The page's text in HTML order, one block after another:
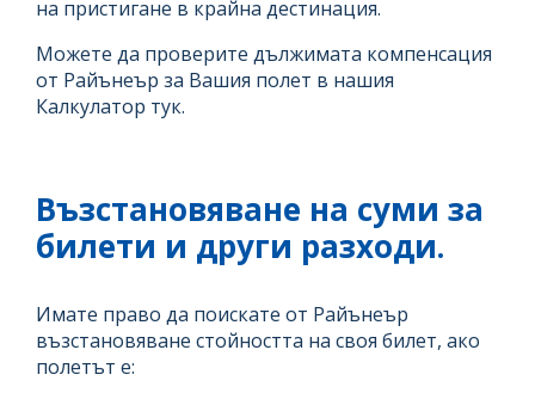
на пристигане в крайна дестинация.
Можете да проверите дължимата компенсация
от Райънеър за Вашия полет в нашия
Калкулатор тук.
Възстановяване на суми за
билети и други разходи.
Имате право да поискате от Райънеър
възстановяване стойността на своя билет, ако
полетът е: